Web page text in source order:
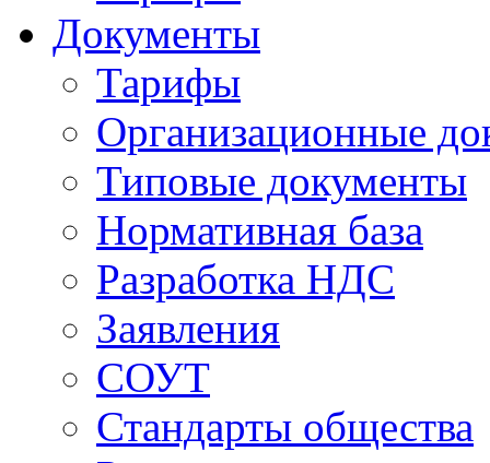
Документы
Тарифы
Организационные
Типовые документы
Нормативная база
Разработка НДС
Заявления
СОУТ
Стандарты общества